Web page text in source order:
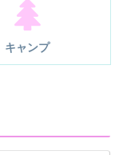
キャンプ